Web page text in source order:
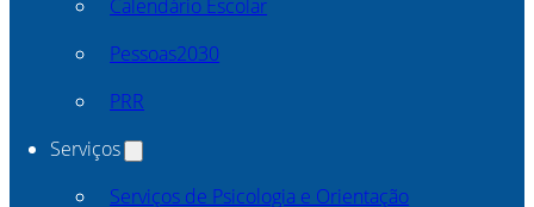
Calendário Escolar
Pessoas2030
PRR
Serviços
Serviços de Psicologia e Orientação